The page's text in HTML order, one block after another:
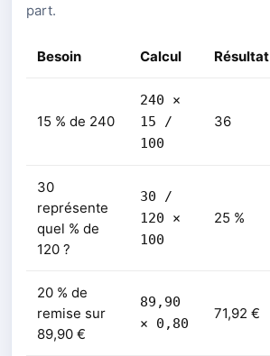
part.
Besoin Calcul Résultat
15 % de 240
240 ×
15 /
100
36
30
représente
quel % de
120 ?
30 /
120 ×
100
25 %
20 % de
remise sur
89,90 €
89,90
× 0,80
71,92 €